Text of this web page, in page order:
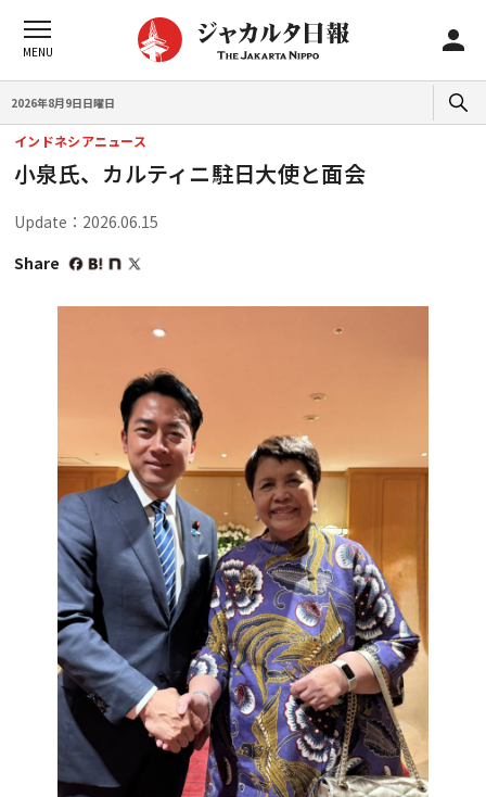
2026年8月9日日曜日
インドネシアニュース
小泉氏、カルティニ駐日大使と面会
Update：2026.06.15
Share